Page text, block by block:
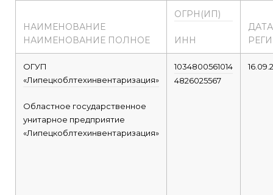
НАИМЕНОВАНИЕ
НАИМЕНОВАНИЕ ПОЛНОЕ
ОГРН(ИП)
ИНН
ДАТА
ОГУП
«Липецкоблтехинвентаризация»
Областное государственное
унитарное предприятие
«Липецкоблтехинвентаризация»
1034800561014
4826025567